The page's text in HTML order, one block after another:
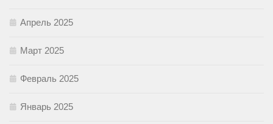
Апрель 2025
Март 2025
Февраль 2025
Январь 2025